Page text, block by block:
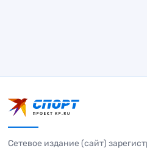
Сетевое издание (сайт)